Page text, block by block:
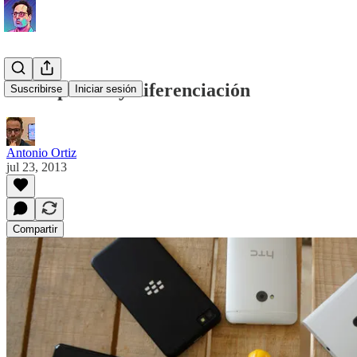
Suscribirse Iniciar sesión
Smartphones y diferenciación
Antonio Ortiz
jul 23, 2013
Compartir